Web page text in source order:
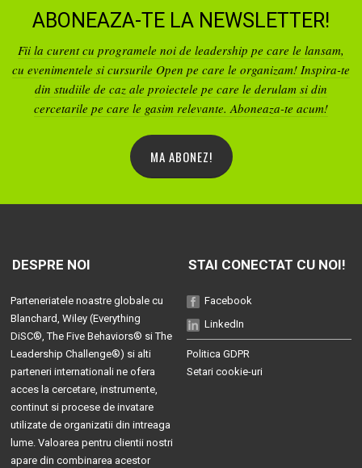
ABONEAZA-TE LA NEWSLETTER!
Fii la curent cu programele noi de leadership pe care le lansam,
cu evenimentele si cursurile Open pe care le organizam! Inspira-te
din studiile de caz ale proiectele pe care le derulam si din
cercetarile pe care le gasim relevante. Aboneaza-te acum!
MA ABONEZ!
DESPRE NOI
Parteneriatele noastre globale cu
Blanchard, Wiley (Everything
DiSC®,The Five Behaviors® siThe
Leadership Challenge®) si alti
parteneri internationali ne ofera
acces la cercetare, instrumente,
continut si procese de invatare
utilizate de organizatii din intreaga
lume. Valoarea pentru clientii nostri
apare din combinarea acestor
STAI CONECTAT CU NOI!
Facebook
LinkedIn
Politica GDPR
Setari cookie-uri